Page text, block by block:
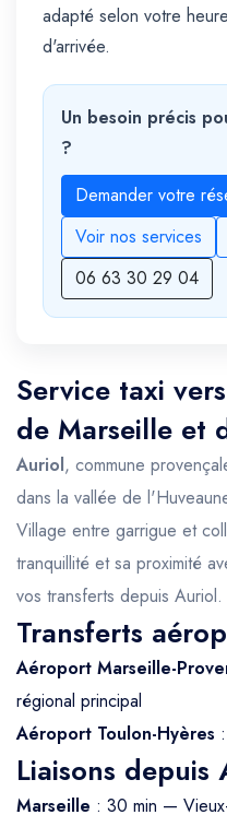
adapté selon votre
d'arrivée.
Un besoin précis
?
Demander votre
Voir nos services
06 63 30 29 04
Service taxi
de Marseille et
Auriol, commune
dans la vallée de
Village entre garrigue et
tranquillité et sa proximité
vos transferts depuis Auriol.
Transferts
Aéroport Marseille-
régional principal
Aéroport Toulon-Hyères
Liaisons depuis
Marseille : 30 min —